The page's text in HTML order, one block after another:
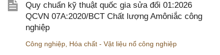
Quy chuẩn kỹ thuật quốc gia sửa đổi 01:2026
QCVN 07A:2020/BCT Chất lượng Amôniắc công
nghiệp
Công nghiệp Hóa chất - Vật liệu nổ công nghiệp